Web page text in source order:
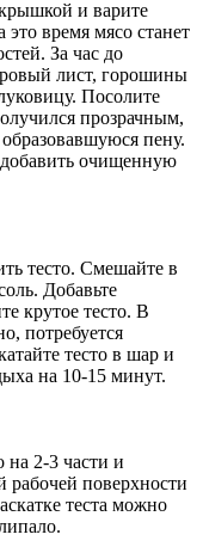
и варите
время мясо станет
За час до
лист, горошины
Посолите
прозрачным,
пену.
очищенную
тесто. Смешайте в
Добавьте
крутое тесто. В
потребуется
тесто в шар и
на 10-15 минут.
на 2-3 части и
поверхности
теста можно